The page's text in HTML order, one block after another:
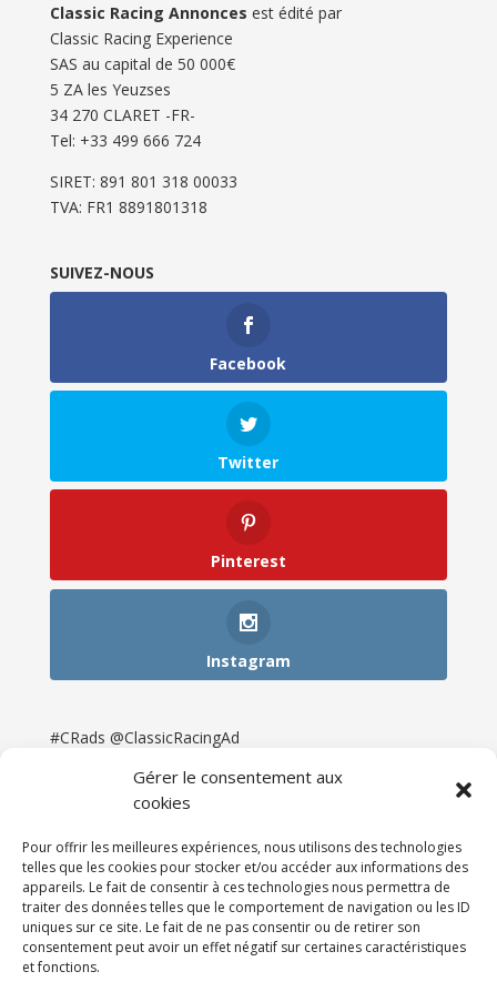
Gérer le consentement aux
cookies
Pour offrir les meilleures expériences, nous utilisons des technologies
telles que les cookies pour stocker et/ou accéder aux informations des
appareils. Le fait de consentir à ces technologies nous permettra de
traiter des données telles que le comportement de navigation ou les ID
uniques sur ce site. Le fait de ne pas consentir ou de retirer son
consentement peut avoir un effet négatif sur certaines caractéristiques
et fonctions.
Classic Racing Annonces est édité par
Classic Racing Experience
SAS au capital de 50 000€
5 ZA les Yeuzses
34 270 CLARET -FR-
Tel: ‭+33 499 666 724‬
SIRET: 891 801 318 00033
TVA: FR1 8891801318
SUIVEZ-NOUS
Facebook
Twitter
Pinterest
Instagram
#CRads @ClassicRacingAd